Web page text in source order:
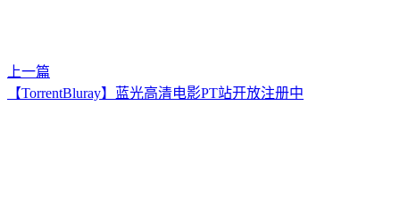
上一篇
【TorrentBluray】蓝光高清电影PT站开放注册中